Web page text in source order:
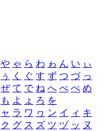
や ゃ ら わ ゎ ん い ぃ
ぅ く ぐ す ず つ づ っ
ぜ て で ね へ べ ぺ め
も よ ょ ろ を
ャ ラ ワ ヮ ン イ ィ キ
ク グ ス ズ ツ ヅ ッ ヌ